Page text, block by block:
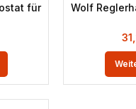
für
Wolf